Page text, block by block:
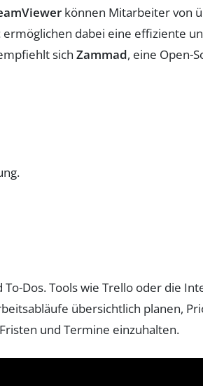
können Mitarbeiter von
ermöglichen dabei eine effiziente
sich Zammad, eine Open-
Dos. Tools wie Trello oder die
übersichtlich planen,
und Termine einzuhalten.